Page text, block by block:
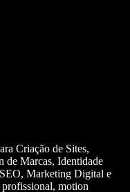
Criação de Sites,
de Marcas, Identidade
Marketing Digital e
motion